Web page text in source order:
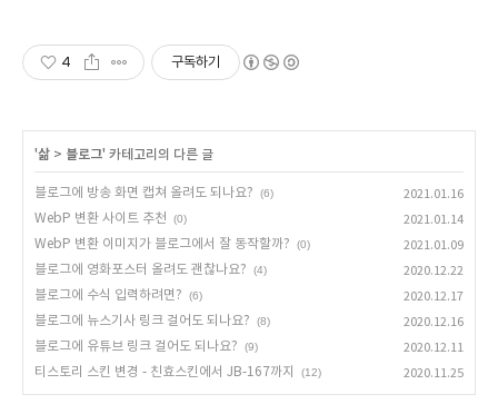
4 구독하기
'삶 > 블로그' 카테고리의 다른 글
블로그에 방송 화면 캡쳐 올려도 되나요? (6)
2021.01.16
WebP 변환 사이트 추천
(0)
2021.01.14
WebP 변환 이미지가 블로그에서 잘 동작할까?
(0)
2021.01.09
블로그에 영화포스터 올려도 괜찮나요?
(4)
2020.12.22
블로그에 수식 입력하려면?
(6)
2020.12.17
블로그에 뉴스기사 링크 걸어도 되나요?
(8)
2020.12.16
블로그에 유튜브 링크 걸어도 되나요?
(9)
2020.12.11
티스토리 스킨 변경 - 친효스킨에서 JB-167까지
(12) 2020.11.25